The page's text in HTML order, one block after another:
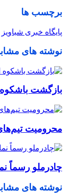
برچسب ها
پایگاه خبری شباویز
نوشته های
بازگشت باشکوه
محرومیت تیم‌های
چادرملو رسماً
نوشته های